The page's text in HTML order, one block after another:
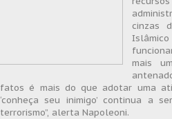
cinzas
mais
fatos é mais do que adotar uma
‘conheça seu inimigo’ continua a
terrorismo”, alerta Napoleoni.